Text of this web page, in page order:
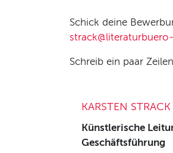
Schick deine
Schreib ein paar
KARSTEN STRACK
Künstlerische
Geschäftsführung